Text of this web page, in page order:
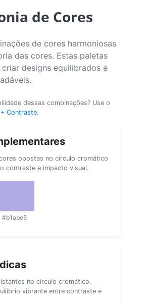
de Cores
de cores harmoniosas
das cores. Estas paletas
designs equilibrados e
dessas combinações? Use o
Contraste.
opostas no círculo cromático
contraste e impacto visual.
#b1abe5
no círculo cromático.
vibrante entre contraste e